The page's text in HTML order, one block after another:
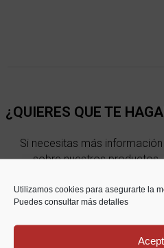
Utilizamos cookies para asegurarte la
Puedes consultar más detalles
¿QUIERES QUE TE
Si necesitas más
sobre nuestros
Estaremos